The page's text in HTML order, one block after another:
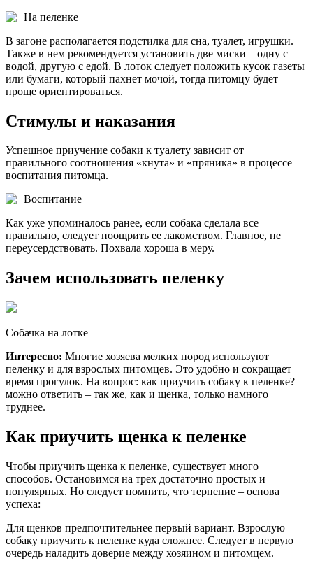
На пеленке
В загоне располагается подстилка для сна, туалет, игрушки.
Также в нем рекомендуется установить две миски – одну с
водой, другую с едой. В лоток следует положить кусок газеты
или бумаги, который пахнет мочой, тогда питомцу будет
проще ориентироваться.
Стимулы и наказания
Успешное приучение собаки к туалету зависит от
правильного соотношения «кнута» и «пряника» в процессе
воспитания питомца.
Воспитание
Как уже упоминалось ранее, если собака сделала все
правильно, следует поощрить ее лакомством. Главное, не
переусердствовать. Похвала хороша в меру.
Зачем использовать пеленку
Собачка на лотке
Интересно: Многие хозяева мелких пород используют
пеленку и для взрослых питомцев. Это удобно и сокращает
время прогулок. На вопрос: как приучить собаку к пеленке?
можно ответить – так же, как и щенка, только намного
труднее.
Как приучить щенка к пеленке
Чтобы приучить щенка к пеленке, существует много
способов. Остановимся на трех достаточно простых и
популярных. Но следует помнить, что терпение – основа
успеха:
Для щенков предпочтительнее первый вариант. Взрослую
собаку приучить к пеленке куда сложнее. Следует в первую
очередь наладить доверие между хозяином и питомцем.